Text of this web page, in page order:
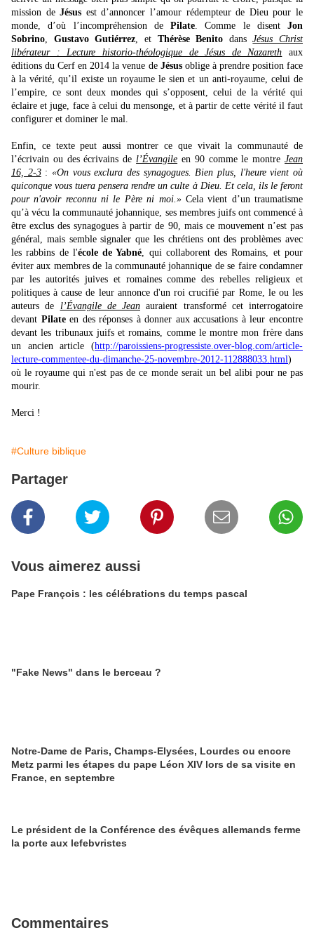
mission deJésus est d’annoncer l’amour rédempteur de Dieu pour le
monde, d’où l’incompréhension de Pilate. Comme le disent Jon
Sobrino, Gustavo Gutiérrez, et Thérèse Benito dansJésus Christ
libérateur : Lecture historio-théologique de Jésus de Nazareth aux
éditions du Cerf en 2014 la venue de Jésusoblige à prendre position face
à la vérité, qu’il existe un royaume le sien et un anti-royaume, celui de
l’empire, ce sont deux mondes qui s’opposent, celui de la vérité qui
éclaire et juge, face à celui du mensonge, et à partir de cette vérité il faut
configurer et dominer le mal.
Enfin, ce texte peut aussi montrer ce que vivait la communauté de
l’écrivain ou des écrivains del’Évangile en 90 comme le montreJean
16, 2-3:«On vous exclura des synagogues. Bien plus, l'heure vient où
quiconque vous tuera pensera rendre un culte à Dieu. Et cela, ils le feront
pour n'avoir reconnu ni le Père ni moi.»Cela vient d’un traumatisme
qu’à vécu la communauté johannique, ses membres juifs ont commencé à
être exclus des synagogues à partir de 90, mais ce mouvement n’est pas
général, mais semble signaler que les chrétiens ont des problèmes avec
les rabbins de l'école de Yabné, qui collaborent des Romains, et pour
éviter aux membres de la communauté johannique de se faire condamner
par les autorités juives et romaines comme des rebelles religieux et
politiques à cause de leur annonce d'un roi crucifié par Rome, le ou les
auteurs de l’Évangile de Jean auraient transformé cet interrogatoire
devant Pilateen des réponses à donner aux accusations à leur encontre
devant les tribunaux juifs et romains, comme le montre mon frère dans
un ancien article (http://paroissiens-progressiste.over-blog.com/article-
lecture-commentee-du-dimanche-25-novembre-2012-112888033.html)
où le royaume qui n'est pas de ce monde serait un bel alibi pour ne pas
mourir.
Merci !
#Culture biblique
Partager
Vous aimerez aussi
Pape François : les célébrations du temps pascal
"Fake News" dans le berceau ?
Notre-Dame de Paris, Champs-Elysées, Lourdes ou encore
Metz parmi les étapes du pape Léon XIV lors de sa visite en
France, en septembre
Le président de la Conférence des évêques allemands ferme
la porte aux lefebvristes
Commentaires